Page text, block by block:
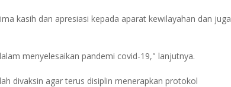
kasih dan apresiasi kepada aparat kewilayahan dan juga
menyelesaikan pandemi covid-19," lanjutnya.
divaksin agar terus disiplin menerapkan protokol